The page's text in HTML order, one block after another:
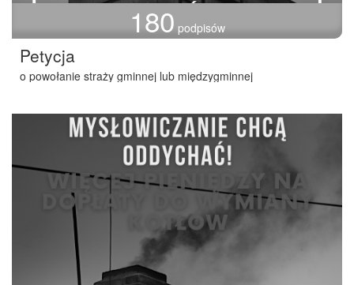
180 podpisów
Petycja
o powołanie straży gminnej lub międzygminnej